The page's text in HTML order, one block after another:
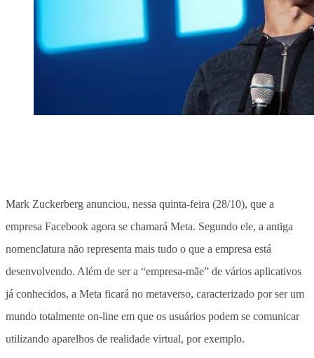
Mark Zuckerberg anunciou, nessa quinta-feira (28/10), que a
empresa Facebook agora se chamará Meta. Segundo ele, a antiga
nomenclatura não representa mais tudo o que a empresa está
desenvolvendo. Além de ser a “empresa-mãe” de vários aplicativos
já conhecidos, a Meta ficará no metaverso, caracterizado por ser um
mundo totalmente on-line em que os usuários podem se comunicar
utilizando aparelhos de realidade virtual, por exemplo.